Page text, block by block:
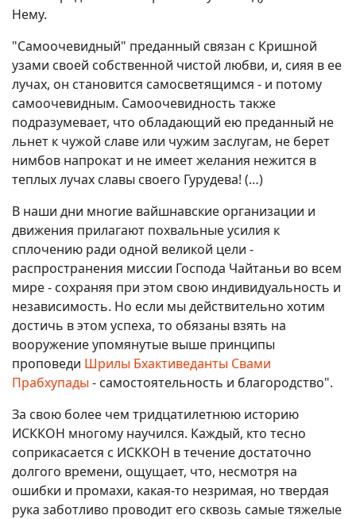
Нему.
"Самоочевидный" преданный связан с Кришной
узами своей собственной чистой любви, и, сияя в ее
лучах, он становится самосветящимся - и потому
самоочевидным. Самоочевидность также
подразумевает, что обладающий ею преданный не
льнет к чужой славе или чужим заслугам, не берет
нимбов напрокат и не имеет желания нежится в
теплых лучах славы своего Гурудева! (…)
В наши дни многие вайшнавские организации и
движения прилагают похвальные усилия к
сплочению ради одной великой цели -
распространения миссии Господа Чайтаньи во всем
мире - сохраняя при этом свою индивидуальность и
независимость. Но если мы действительно хотим
достичь в этом успеха, то обязаны взять на
вооружение упомянутые выше принципы
проповеди Шрилы Бхактиведанты Свами
Прабхупады - самостоятельность и благородство".
За свою более чем тридцатилетнюю историю
ИСККОН многому научился. Каждый, кто тесно
соприкасается с ИСККОН в течение достаточно
долгого времени, ощущает, что, несмотря на
ошибки и промахи, какая-то незримая, но твердая
рука заботливо проводит его сквозь самые тяжелые